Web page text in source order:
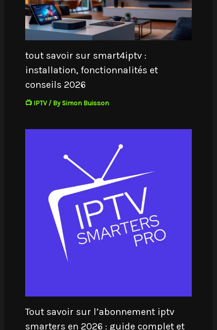
tout savoir sur smart4iptv :
installation, fonctionnalités et
conseils 2026
📺 IPTV/ By Simon Buisson
Tout savoir sur l’abonnement iptv
smarters en 2026 : guide complet et